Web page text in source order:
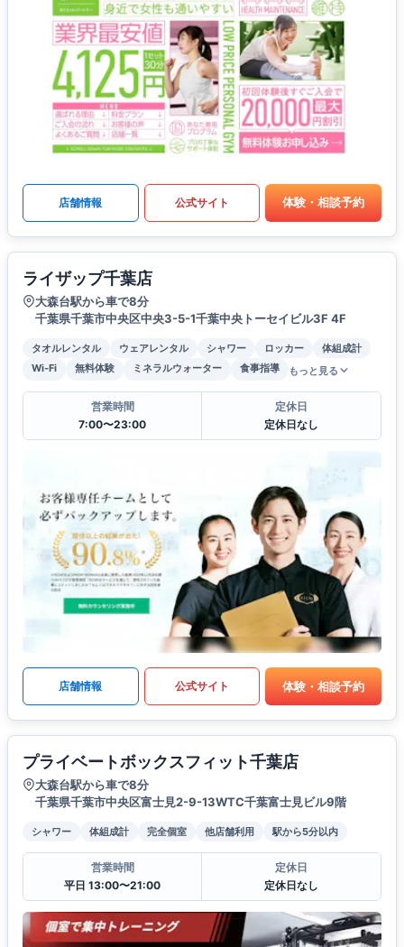
店舗情報 公式サイト 体験・相談予約
ライザップ千葉店
大森台駅から車で8分
千葉県千葉市中央区中央3-5-1千葉中央トーセイビル3F 4F
タオルレンタル ウェアレンタル シャワー ロッカー
体組成計
Wi-Fi
無料体験 ミネラルウォーター 食事指導 もっと見る
営業時間
7:00〜23:00
定休日
定休日なし
店舗情報 公式サイト 体験・相談予約
プライベートボックスフィット千葉店
大森台駅から車で8分
千葉県千葉市中央区富士見2-9-13WTC千葉富士見ビル9階
シャワー 体組成計 完全個室 他店舗利用 駅から5分以内
営業時間
平日 13:00〜21:00
定休日
定休日なし